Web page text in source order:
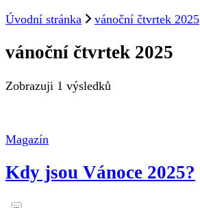
Úvodní stránka
vánoční čtvrtek 2025
vánoční čtvrtek 2025
Zobrazuji 1 výsledků
Magazín
Kdy jsou Vánoce 2025?